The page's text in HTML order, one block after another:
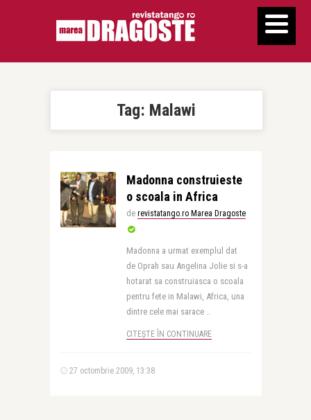
Tag: Malawi
Madonna construieste
o scoala in Africa
de revistatango.ro Marea Dragoste
Madonna a urmat exemplul dat
de Oprah sau Angelina Jolie si s-a
hotarat sa construiasca o scoala
pentru fete in Malawi, Africa, una
dintre cele mai sarace ..
CITEȘTE ÎN CONTINUARE
27 octombrie 2009, 13:38